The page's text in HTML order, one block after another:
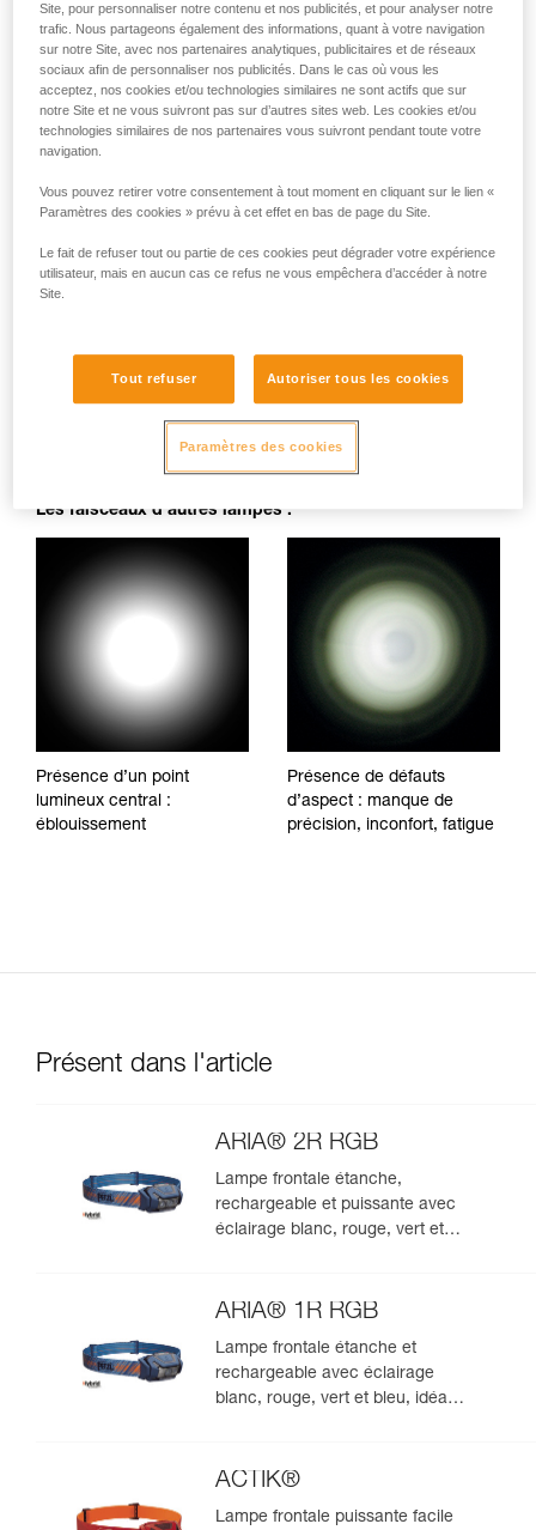
Faisceau parfaitement homogène : pas de tâches d’ombre,
irrégularités ou de points d'éblouissement, qui fatiguent la
vue et gênent le confort visuel.
Les faisceaux d’autres lampes :
Présence d’un point
lumineux central :
éblouissement
Présence de défauts
d’aspect : manque de
précision, inconfort, fatigue
Présent dans l'article
ARIA® 2R RGB
Lampe frontale étanche,
rechargeable et puissante avec
éclairage blanc, rouge, vert et
625 lumens
ARIA® 1R RGB
Lampe frontale étanche et
rechargeable avec éclairage
blanc, rouge, vert et bleu, idéale
ACTIK®
Lampe frontale puissante facile
Site, pour personnaliser notre contenu et nos publicités, et pour analyser notre
trafic. Nous partageons également des informations, quant à votre navigation
sur notre Site, avec nos partenaires analytiques, publicitaires et de réseaux
sociaux afin de personnaliser nos publicités. Dans le cas où vous les
acceptez, nos cookies et/ou technologies similaires ne sont actifs que sur
notre Site et ne vous suivront pas sur d’autres sites web. Les cookies et/ou
technologies similaires de nos partenaires vous suivront pendant toute votre
navigation.
Vous pouvez retirer votre consentement à tout moment en cliquant sur le lien «
Paramètres des cookies » prévu à cet effet en bas de page du Site.
Le fait de refuser tout ou partie de ces cookies peut dégrader votre expérience
utilisateur, mais en aucun cas ce refus ne vous empêchera d’accéder à notre
Site.
Tout refuser Autoriser tous les cookies
Paramètres des cookies